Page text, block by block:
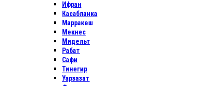
Ифран
Касабланка
Марракеш
Мекнес
Мидельт
Рабат
Сафи
Тинегир
Уарзазат